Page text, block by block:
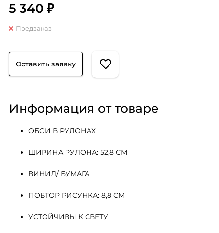
5 340 ₽
Предзаказ
Оставить заявку
Информация от товаре
ОБОИ В РУЛОНАХ
ШИРИНА РУЛОНА: 52,8 СМ
ВИНИЛ/ БУМАГА
ПОВТОР РИСУНКА: 8,8 СМ
УСТОЙЧИВЫ К СВЕТУ